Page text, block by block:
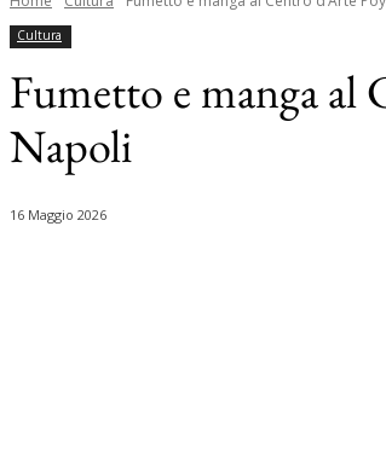
Cultura
Fumetto e manga al
Napoli
16 Maggio 2026